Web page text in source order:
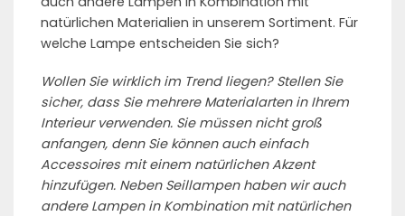
natürlichen Materialien in unserem Sortiment. Für
welche Lampe entscheiden Sie sich?
Wollen Sie wirklich im Trend liegen? Stellen Sie
sicher, dass Sie mehrere Materialarten in Ihrem
Interieur verwenden. Sie müssen nicht groß
anfangen, denn Sie können auch einfach
Accessoires mit einem natürlichen Akzent
hinzufügen. Neben Seillampen haben wir auch
andere Lampen in Kombination mit natürlichen